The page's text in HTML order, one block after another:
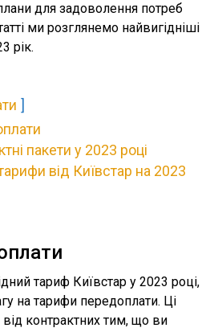
для задоволення потреб
ми розглянемо найвигідніші
рік.
пакети у 2023 році
від Київстар на 2023
тариф Київстар у 2023 році,
на тарифи передоплати. Ці
від контрактних тим, що ви